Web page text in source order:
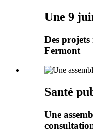
Une 9
Des
Fermont
Santé
Une